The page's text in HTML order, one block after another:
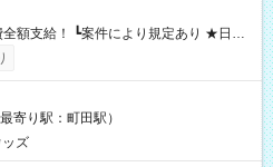
働いたその日に現金GET♪ お仕事後はコ
落とせます！ 【試用期間】試
寄り駅：町田駅）
ズ